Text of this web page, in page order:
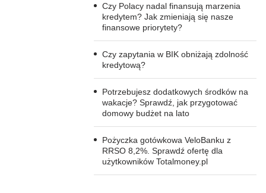
Czy Polacy nadal finansują marzenia
kredytem? Jak zmieniają się nasze
finansowe priorytety?
Czy zapytania w BIK obniżają zdolność
kredytową?
Potrzebujesz dodatkowych środków na
wakacje? Sprawdź, jak przygotować
domowy budżet na lato
Pożyczka gotówkowa VeloBanku z
RRSO 8,2%. Sprawdź ofertę dla
użytkowników Totalmoney.pl